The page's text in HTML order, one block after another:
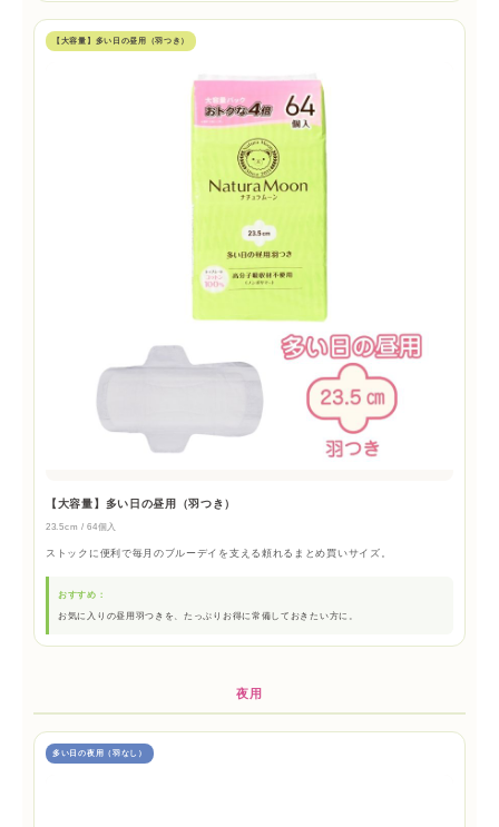
【大容量】多い日の昼用（羽つき）
【大容量】多い日の昼用（羽つき）
23.5cm / 64個入
ストックに便利で毎月のブルーデイを支える頼れるまとめ買いサイズ。
おすすめ：
お気に入りの昼用羽つきを、たっぷりお得に常備しておきたい方に。
夜用
多い日の夜用（羽なし）